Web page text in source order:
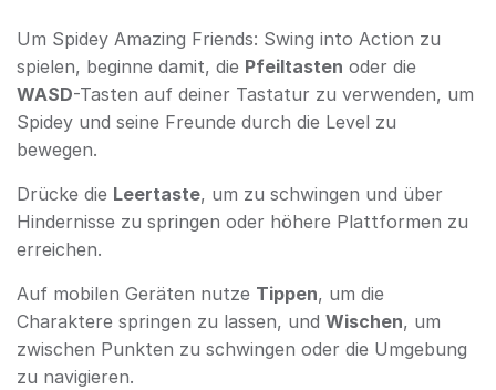
Um Spidey Amazing Friends: Swing into Action zu
spielen, beginne damit, die Pfeiltasten oder die
WASD-Tasten auf deiner Tastatur zu verwenden, um
Spidey und seine Freunde durch die Level zu
bewegen.
Drücke die Leertaste, um zu schwingen und über
Hindernisse zu springen oder höhere Plattformen zu
erreichen.
Auf mobilen Geräten nutze Tippen, um die
Charaktere springen zu lassen, und Wischen, um
zwischen Punkten zu schwingen oder die Umgebung
zu navigieren.